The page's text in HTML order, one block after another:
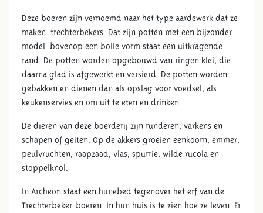
Deze boeren zijn vernoemd naar het type aardewerk dat ze
maken: trechterbekers. Dat zijn potten met een bijzonder
model: bovenop een bolle vorm staat een uitkragende
rand. De potten worden opgebouwd van ringen klei, die
daarna glad is afgewerkt en versierd. De potten worden
gebakken en dienen dan als opslag voor voedsel, als
keukenservies en om uit te eten en drinken.
De dieren van deze boerderij zijn runderen, varkens en
schapen of geiten. Op de akkers groeien eenkoorn, emmer,
peulvruchten, raapzaad, vlas, spurrie, wilde rucola en
stoppelknol.
In Archeon staat een hunebed tegenover het erf van de
Trechterbeker-boeren. In hun huis is te zien hoe ze leven. Er